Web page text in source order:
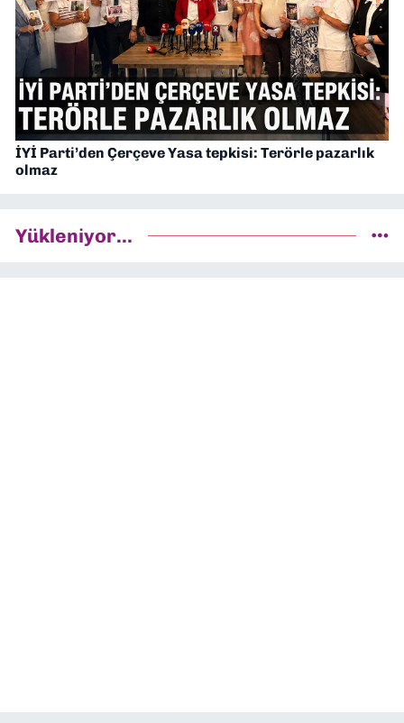
İYİ Parti’den Çerçeve Yasa tepkisi: Terörle pazarlık
olmaz
Yükleniyor...